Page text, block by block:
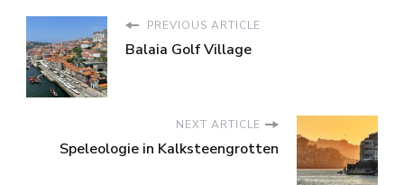
PREVIOUS ARTICLE
Balaia Golf Village
NEXT ARTICLE
Speleologie in Kalksteengrotten